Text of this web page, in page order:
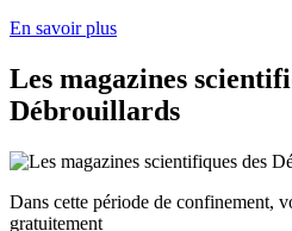
En savoir plus
Les magazines
Débrouillards
Dans cette période de confinement,
gratuitement